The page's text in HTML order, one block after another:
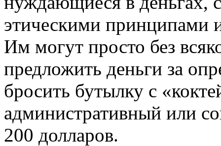
этическими принципами
Им могут просто без
предложить деньги за
бросить бутылку с
административный или
200 долларов.